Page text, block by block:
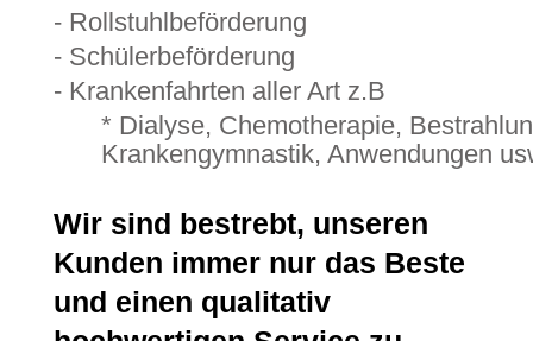
- Rollstuhlbeförderung
- Schülerbeförderung
- Krankenfahrten aller Art z.B
* Dialyse, Chemotherapie,
Krankengymnastik, Anwendungen
Wir sind bestrebt, unseren
Kunden immer nur das Beste
und einen qualitativ